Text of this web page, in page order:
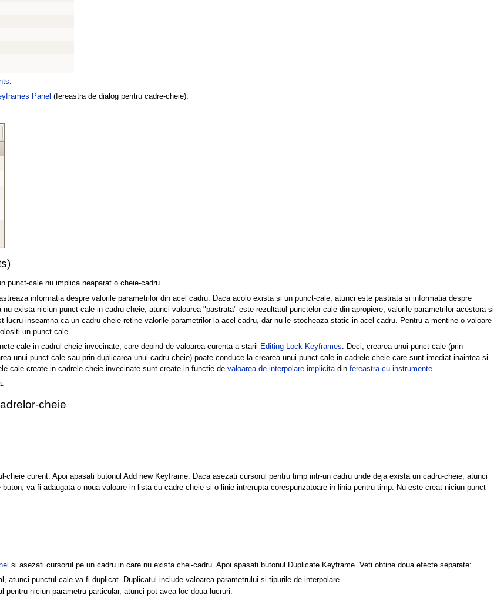
.
Panel (fereastra de dialog pentru cadre-cheie).
punct-cale nu implica neaparat o cheie-cadru.
informatia despre valorile parametrilor din acel cadru. Daca acolo exista si un punct-cale, atunci este pastrata si informatia despre
exista niciun punct-cale in cadru-cheie, atunci valoarea "pastrata" este rezultatul punctelor-cale din apropiere, valorile parametrilor acestora si
lucru inseamna ca un cadru-cheie retine valorile parametrilor la acel cadru, dar nu le stocheaza static in acel cadru. Pentru a mentine o valoare
un punct-cale.
cale in cadrul-cheie invecinate, care depind de valoarea curenta a starii Editing Lock Keyframes. Deci, crearea unui punct-cale (prin
unui punct-cale sau prin duplicarea unui cadru-cheie) poate conduce la crearea unui punct-cale in cadrele-cheie care sunt imediat inaintea si
cale create in cadrele-cheie invecinate sunt create in functie de valoarea de interpolare implicitadin fereastra cu instrumente.
cheie
curent. Apoi apasati butonul Add new Keyframe. Daca asezati cursorul pentru timp intr-un cadru unde deja exista un cadru-cheie, atunci
va fi adaugata o noua valoare in lista cu cadre-cheie si o linie intrerupta corespunzatoare in linia pentru timp. Nu este creat niciun punct-
si asezati cursorul pe un cadru in care nu exista chei-cadru. Apoi apasati butonul Duplicate Keyframe. Veti obtine doua efecte separate:
atunci punctul-cale va fi duplicat. Duplicatul include valoarea parametrului si tipurile de interpolare.
pentru niciun parametru particular, atunci pot avea loc doua lucruri: